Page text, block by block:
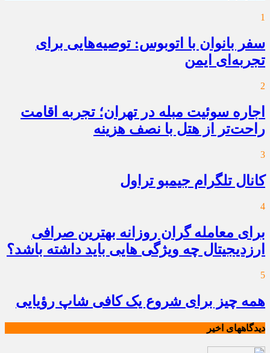
1
سفر بانوان با اتوبوس: توصیه‌هایی برای
تجربه‌ای ایمن
2
اجاره سوئیت مبله در تهران؛ تجربه اقامت
راحت‌تر از هتل با نصف هزینه
3
کانال تلگرام جیمبو تراول
4
برای معامله گران روزانه بهترین صرافی
ارزدیجیتال چه ویژگی هایی باید داشته باشد؟
5
همه چیز برای شروع یک کافی شاپ رؤیایی
دیدگاههای اخیر